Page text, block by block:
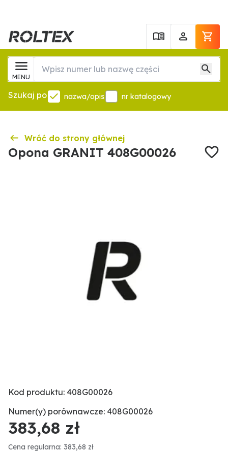
MENU
Szukaj po nazwa/opis nr katalogowy
Wróć do strony głównej
Opona GRANIT 408G00026
Kod produktu: 408G00026
Numer(y) porównawcze: 408G00026
383,68 zł
Cena regularna: 383,68 zł